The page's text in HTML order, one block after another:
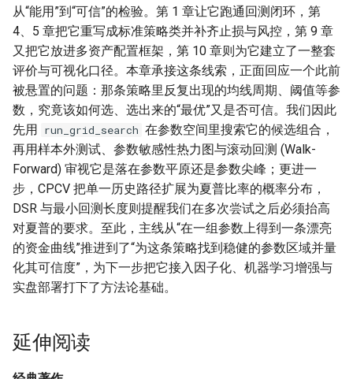
从“能用”到“可信”的检验。第 1 章让它跑通回测闭环，第
4、5 章把它重写成标准策略类并补齐止损与风控，第 9 章
又把它放进多资产配置框架，第 10 章则为它建立了一整套
评价与可视化口径。本章承接这条线索，正面回应一个此前
被悬置的问题：那条策略里反复出现的均线周期、阈值等参
数，究竟该如何选、选出来的“最优”又是否可信。我们因此
先用 run_grid_search 在参数空间里搜索它的候选组合，
再用样本外测试、参数敏感性热力图与滚动回测 (Walk-
Forward) 审视它是落在参数平原还是参数尖峰；更进一
步，CPCV 把单一历史路径扩展为夏普比率的概率分布，
DSR 与最小回测长度则提醒我们在多次尝试之后必须抬高
对夏普的要求。至此，主线从“在一组参数上得到一条漂亮
的资金曲线”推进到了“为这条策略找到稳健的参数区域并量
化其可信度”，为下一步把它接入因子化、机器学习增强与
实盘部署打下了方法论基础。
延伸阅读